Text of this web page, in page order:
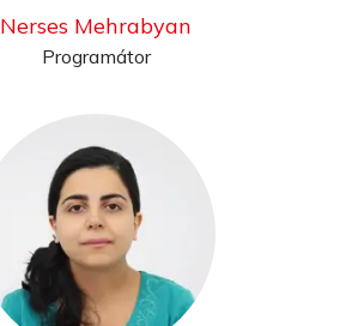
Nerses Mehrabyan
Programátor